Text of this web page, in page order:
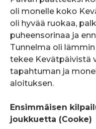
oli monelle koko
oli hyvää ruokaa,
puheensorinaa ja
Tunnelma oli
tekee Kevätpäivistä
tapahtuman ja
aloituksen.
Ensimmäisen
joukkuetta (Cooke)